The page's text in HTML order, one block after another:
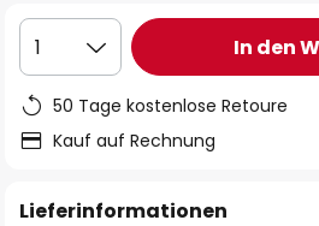
1 In den
50 Tage kostenlose Retoure
Kauf auf Rechnung
Lieferinformationen